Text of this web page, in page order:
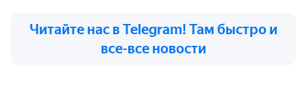
Читайте нас в Telegram! Там быстро и
все-все новости